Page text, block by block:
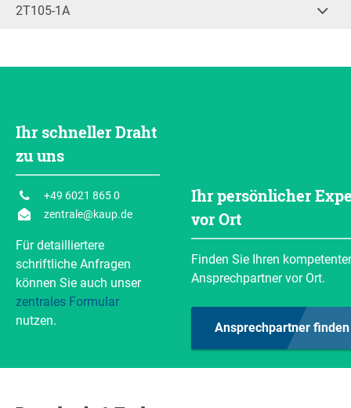
1
Resttragfähigkeit berechnen
Anfragen
2T105-1A
Armüberstand pro Seite.
E (mm)
75
Resttragfähigkeit berechnen
Anfragen
Ihr schneller Draht
zu uns
+49 6021 865 0
zentrale@kaup.de
Für detailliertere
schriftliche Anfragen
können Sie auch unser
zentrales Formular
nutzen.
Ihr persönlicher
vor Ort
Finden Sie Ihren
Ansprechpartner vor Ort.
Ansprechpartner finden